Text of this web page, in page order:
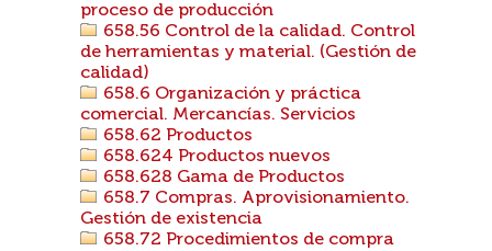
proceso de producción
658.56 Control de la calidad. Control
de herramientas y material. (Gestión de
calidad)
658.6 Organización y práctica
comercial. Mercancías. Servicios
658.62 Productos
658.624 Productos nuevos
658.628 Gama de Productos
658.7 Compras. Aprovisionamiento.
Gestión de existencia
658.72 Procedimientos de compra